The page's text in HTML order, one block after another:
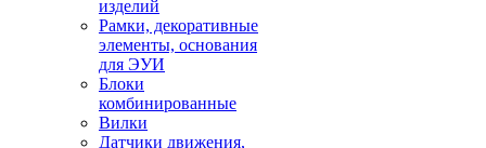
изделий
Рамки, декоративные
элементы, основания
для ЭУИ
Блоки
комбинированные
Вилки
Датчики движения,